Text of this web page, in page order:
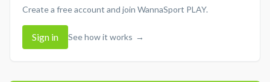
Create a free account and join WannaSport PLAY.
Sign in See how it works →